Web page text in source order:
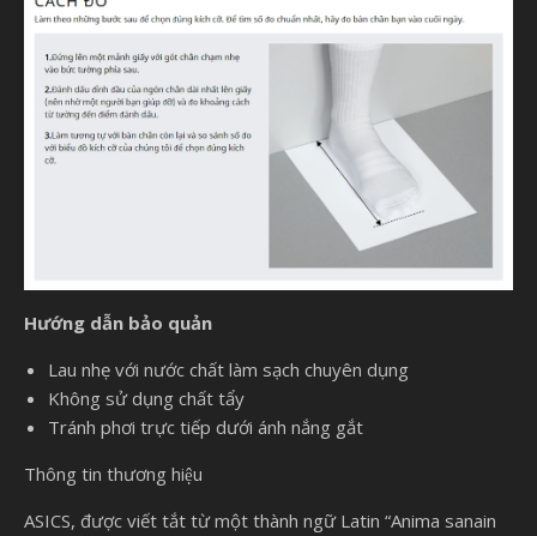
Hướng dẫn bảo quản
Lau nhẹ với nước chất làm sạch chuyên dụng
Không sử dụng chất tẩy
Tránh phơi trực tiếp dưới ánh nắng gắt
Thông tin thương hiệu
ASICS, được viết tắt từ một thành ngữ Latin “Anima sanain